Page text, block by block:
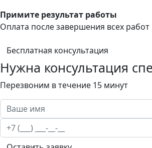
Примите результат работы
Оплата после завершения всех работ
Бесплатная консультация
Нужна консультация
Перезвоним в течение 15 минут